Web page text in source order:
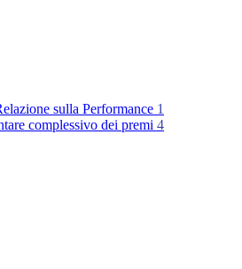
sulla Performance 1
complessivo dei premi 4